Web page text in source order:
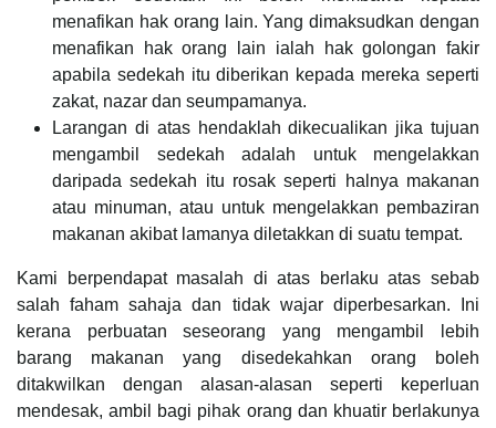
menafikan hak orang lain. Yang dimaksudkan dengan
menafikan hak orang lain ialah hak golongan fakir
apabila sedekah itu diberikan kepada mereka seperti
zakat, nazar dan seumpamanya.
Larangan di atas hendaklah dikecualikan jika tujuan
mengambil sedekah adalah untuk mengelakkan
daripada sedekah itu rosak seperti halnya makanan
atau minuman, atau untuk mengelakkan pembaziran
makanan akibat lamanya diletakkan di suatu tempat.
Kami berpendapat masalah di atas berlaku atas sebab
salah faham sahaja dan tidak wajar diperbesarkan. Ini
kerana perbuatan seseorang yang mengambil lebih
barang makanan yang disedekahkan orang boleh
ditakwilkan dengan alasan-alasan seperti keperluan
mendesak, ambil bagi pihak orang dan khuatir berlakunya